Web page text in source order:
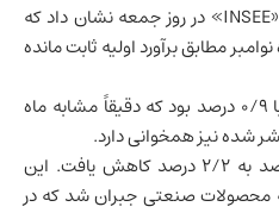
«INSEE» در روز جمعه نشان داد که
مطابق برآورد اولیه ثابت مانده
تورم مصرف‌کننده در نوامبر برابر با ۰/۹ درصد بود که دقیقاً مشابه ماه
شده نیز همخوانی دارد.
تورم مرتبط با خدمات از ۲/۴ درصد به ۲/۲ درصد کاهش یافت. این
هزینه محصولات صنعتی جبران شد که در